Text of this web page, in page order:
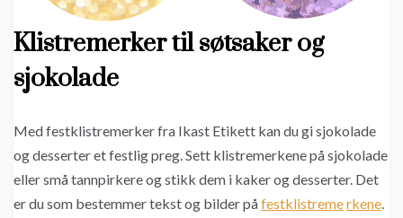
Klistremerker til søtsaker og
sjokolade
Med festklistremerker fra Ikast Etikett kan du gi sjokolade
og desserter et festlig preg. Sett klistremerkene på sjokolade
eller små tannpirkere og stikk dem i kaker og desserter. Det
er du som bestemmer tekst og bilder påfestklistremerkene.